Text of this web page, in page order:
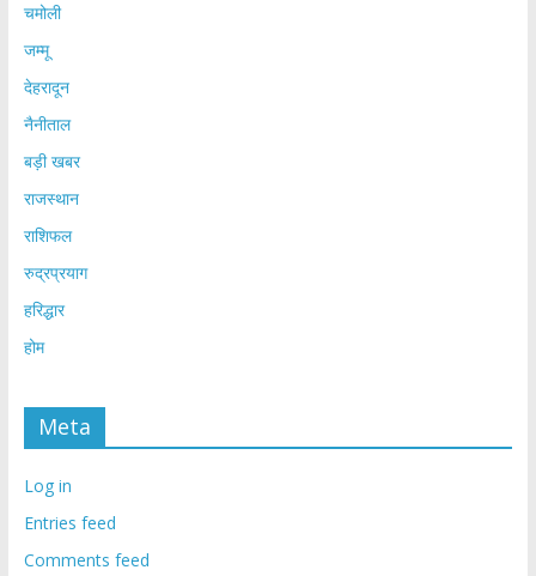
चमोली
जम्मू
देहरादून
नैनीताल
बड़ी खबर
राजस्थान
राशिफल
रुद्रप्रयाग
हरिद्धार
होम
Meta
Log in
Entries feed
Comments feed